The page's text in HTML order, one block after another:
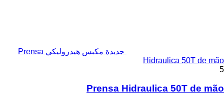
جديدة مكبس هيدروليكي Prensa
Hidraulica 50T de mão
5
Prensa Hidraulica 50T de mão